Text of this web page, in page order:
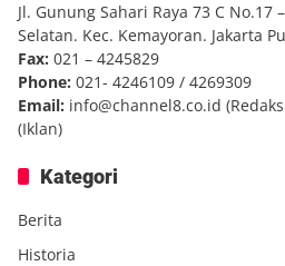
Jl. Gunung Sahari Raya 73 C No.17
Selatan. Kec. Kemayoran. Jakarta
Fax: 021 – 4245829
Phone: 021- 4246109 / 4269309
Email: info@channel8.co.id
(Iklan)
Kategori
Berita
Historia